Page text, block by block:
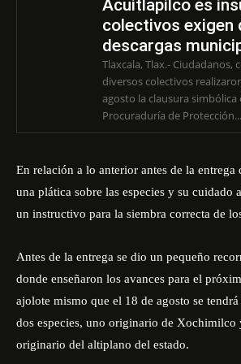
Acuitlapilco es
colectivos exigen
descargas
Tlaxcala, Tlax.- Ciudadanos,
diversos colectivos
agosto la clausura simbólica
Procuraduría de Protección...
En relación a lo anterior antes de la entrega
una plática sobre las especies y su cuidado
un instructivo para la siembra correcta de
Antes de la entrega se dio un pequeño
donde enseñaron los avances para el
ajolote mismo que el 18 de agosto se
dos especies, uno originario de Xochimilco
originario del altiplano del estado.